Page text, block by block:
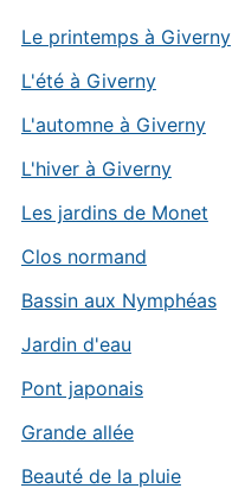
Le printemps à Giverny
L'été à Giverny
L'automne à Giverny
L'hiver à Giverny
Les jardins de Monet
Clos normand
Bassin aux Nymphéas
Jardin d'eau
Pont japonais
Grande allée
Beauté de la pluie